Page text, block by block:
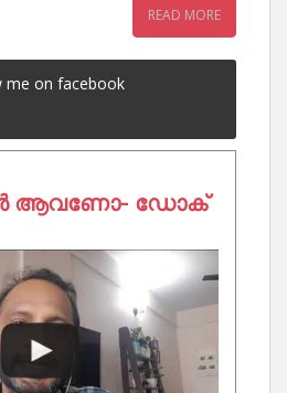
READ MORE
me on facebook
ആവണോ- ഡോക്